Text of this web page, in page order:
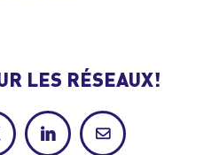
LES RÉSEAUX!
LinkedInCourriel